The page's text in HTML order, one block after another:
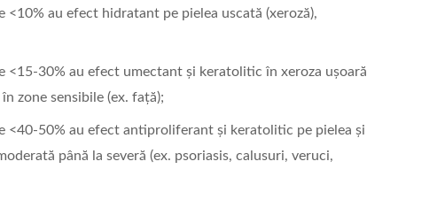
au efect hidratant pe pielea uscată (xeroză),
<15-30% au efect umectant și keratolitic în xeroza ușoară
zone sensibile (ex. față);
<40-50% au efect antiproliferant și keratolitic pe pielea și
până la severă (ex. psoriasis, calusuri, veruci,